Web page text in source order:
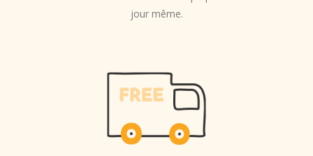
jour même.